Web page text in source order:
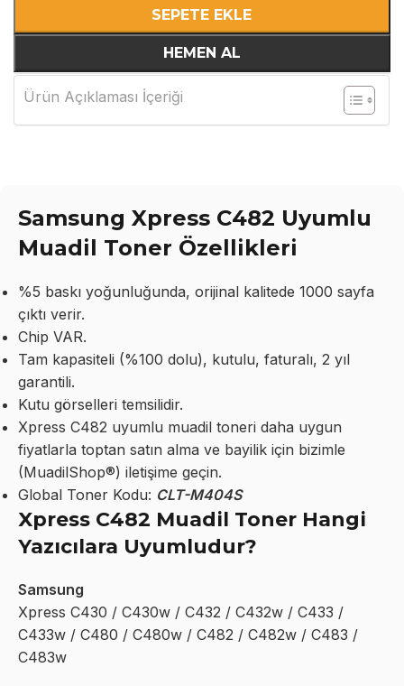
SEPETE EKLE
HEMEN AL
Ürün Açıklaması İçeriği
Samsung Xpress C482 Uyumlu
Muadil Toner Özellikleri
%5 baskı yoğunluğunda, orijinal kalitede 1000 sayfa
çıktı verir.
Chip VAR.
Tam kapasiteli (%100 dolu), kutulu, faturalı, 2 yıl
garantili.
Kutu görselleri temsilidir.
Xpress C482 uyumlu muadil toneri daha uygun
fiyatlarla toptan satın alma ve bayilik için bizimle
(MuadilShop®) iletişime geçin.
Global Toner Kodu: CLT-M404S
Xpress C482 Muadil Toner Hangi
Yazıcılara Uyumludur?
Samsung
Xpress C430 / C430w / C432 / C432w / C433 /
C433w / C480 / C480w / C482 / C482w / C483 /
C483w